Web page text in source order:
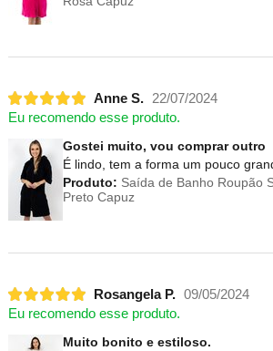
Anne S.
22/07/2024
Eu recomendo esse produto.
Gostei muito, vou comprar outro
É lindo, tem a forma um pouco
Produto: Saída de Banho Roupão
Preto Capuz
Rosangela P. 09/05/2024
Eu recomendo esse produto.
Muito bonito e estiloso.